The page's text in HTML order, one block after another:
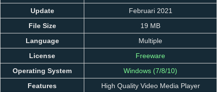
Update
Februari 2021
File Size
19 MB
Language
Multiple
License
Freeware
Operating System
Windows (7/8/10)
Features
High Quality Video Media Player